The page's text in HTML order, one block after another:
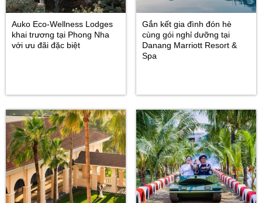
Auko Eco-Wellness Lodges
khai trương tại Phong Nha
với ưu đãi đặc biệt
Gắn kết gia đình đón hè
cùng gói nghỉ dưỡng tại
Danang Marriott Resort &
Spa